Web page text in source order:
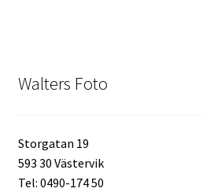
Walters Foto
Storgatan 19
593 30 Västervik
Tel: 0490-174 50